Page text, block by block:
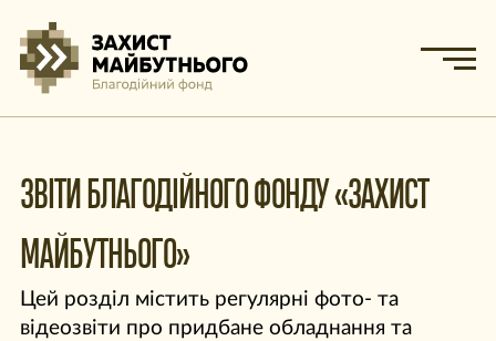
ЗВІТИ БЛАГОДІЙНОГО ФОНДУ «ЗАХИСТ
МАЙБУТНЬОГО»
Цей розділ містить регулярні фото- та
відеозвіти про придбане обладнання та